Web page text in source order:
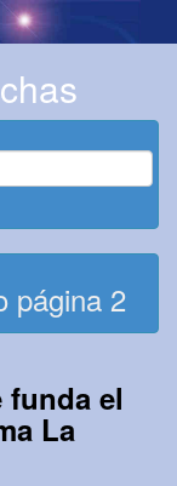
página 2
funda el
La